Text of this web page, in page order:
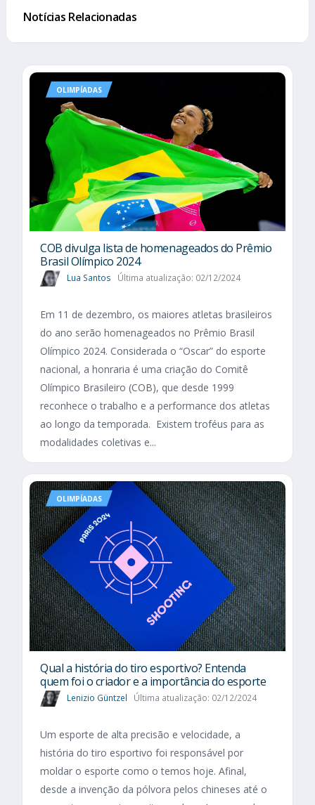
Notícias Relacionadas
OLIMPÍADAS
COB divulga lista de homenageados do Prêmio
Brasil Olímpico 2024
Lua Santos Última atualização: 02/12/2024
Em 11 de dezembro, os maiores atletas brasileiros
do ano serão homenageados no Prêmio Brasil
Olímpico 2024. Considerada o “Oscar” do esporte
nacional, a honraria é uma criação do Comitê
Olímpico Brasileiro (COB), que desde 1999
reconhece o trabalho e a performance dos atletas
ao longo da temporada. Existem troféus para as
modalidades coletivas e...
OLIMPÍADAS
Qual a história do tiro esportivo? Entenda
quem foi o criador e a importância do esporte
Lenizio Güntzel Última atualização: 02/12/2024
Um esporte de alta precisão e velocidade, a
história do tiro esportivo foi responsável por
moldar o esporte como o temos hoje. Afinal,
desde a invenção da pólvora pelos chineses até o